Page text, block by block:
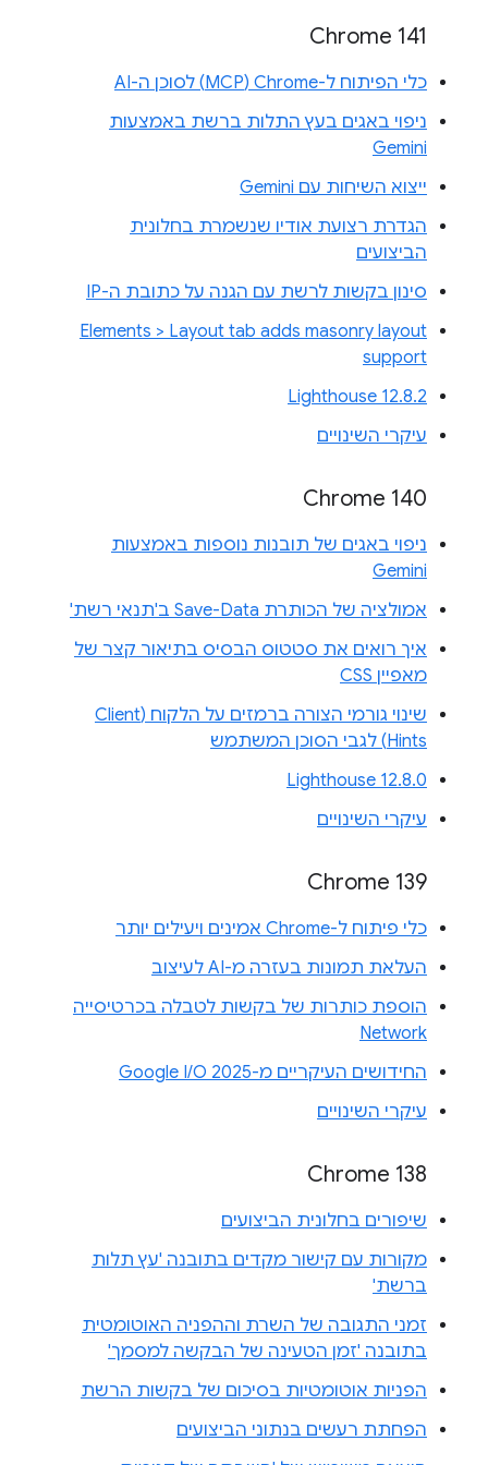
Chrome 141
כלי הפיתוח ל-Chrome‏ (MCP) לסוכן ה-AI
ניפוי באגים בעץ התלות ברשת באמצעות
Gemini
ייצוא השיחות עם Gemini
הגדרת רצועת אודיו שנשמרת בחלונית
הביצועים
סינון בקשות לרשת עם הגנה על כתובת ה-IP
Elements > Layout tab adds masonry layout
support
Lighthouse 12.8.2
עיקרי השינויים
Chrome 140
ניפוי באגים של תובנות נוספות באמצעות
Gemini
אמולציה של הכותרת Save-Data ב'תנאי רשת'
איך רואים את סטטוס הבסיס בתיאור קצר של
מאפיין CSS
שינוי גורמי הצורה ברמזים על הלקוח (Client
Hints) לגבי הסוכן המשתמש
Lighthouse 12.8.0
עיקרי השינויים
Chrome 139
כלי פיתוח ל-Chrome אמינים ויעילים יותר
העלאת תמונות בעזרה מ-AI לעיצוב
הוספת כותרות של בקשות לטבלה בכרטיסייה
Network
החידושים העיקריים מ-Google I/O 2025
עיקרי השינויים
Chrome 138
שיפורים בחלונית הביצועים
מקורות עם קישור מקדים בתובנה 'עץ תלות
ברשת'
זמני התגובה של השרת וההפניה האוטומטית
בתובנה 'זמן הטעינה של הבקשה למסמך'
הפניות אוטומטיות בסיכום של בקשות הרשת
הפחתת רעשים בנתוני הביצועים